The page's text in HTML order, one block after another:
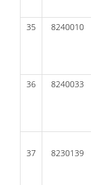
35 8240010
36 8240033
37 8230139